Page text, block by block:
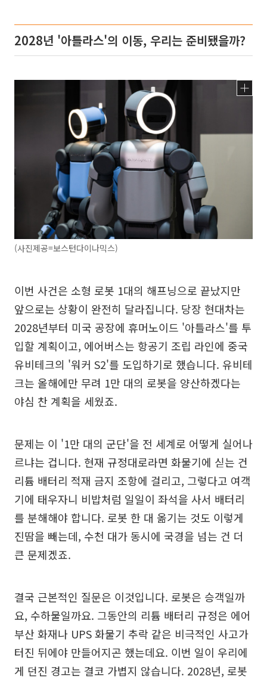
2028년 '아틀라스'의 이동, 우리는 준비됐을까?
(사진제공=보스턴다이나믹스)
이번 사건은 소형 로봇 1대의 해프닝으로 끝났지만
앞으로는 상황이 완전히 달라집니다. 당장 현대차는
2028년부터 미국 공장에 휴머노이드 '아틀라스'를 투
입할 계획이고, 에어버스는 항공기 조립 라인에 중국
유비테크의 '워커 S2'를 도입하기로 했습니다. 유비테
크는 올해에만 무려 1만 대의 로봇을 양산하겠다는
야심 찬 계획을 세웠죠.
문제는 이 '1만 대의 군단'을 전 세계로 어떻게 실어나
르냐는 겁니다. 현재 규정대로라면 화물기에 싣는 건
리튬 배터리 적재 금지 조항에 걸리고, 그렇다고 여객
기에 태우자니 비밥처럼 일일이 좌석을 사서 배터리
를 분해해야 합니다. 로봇 한 대 옮기는 것도 이렇게
진땀을 빼는데, 수천 대가 동시에 국경을 넘는 건 더
큰 문제겠죠.
결국 근본적인 질문은 이것입니다. 로봇은 승객일까
요, 수하물일까요. 그동안의 리튬 배터리 규정은 에어
부산 화재나 UPS 화물기 추락 같은 비극적인 사고가
터진 뒤에야 만들어지곤 했는데요. 이번 일이 우리에
게 던진 경고는 결코 가볍지 않습니다. 2028년, 로봇